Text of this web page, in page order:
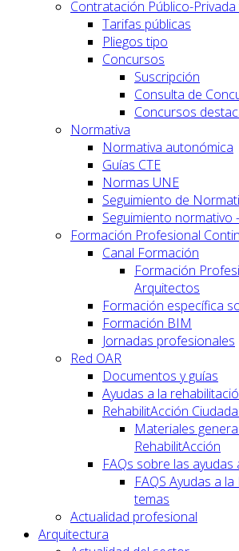
Contratación Público-
Tarifas públicas
Pliegos tipo
Concursos
Suscripción
Consulta de
Concursos
Normativa
Normativa autonómica
Guías CTE
Normas UNE
Seguimiento de
Seguimiento normativo
Formación Profesional
Canal Formación
Formación
Arquitectos
Formación específica
Formación BIM
Jornadas profesionales
Red OAR
Documentos y guías
Ayudas a la
RehabilitAcción
Materiales
RehabilitAcción
FAQs sobre las
FAQS Ayudas a
temas
Actualidad profesional
Arquitectura